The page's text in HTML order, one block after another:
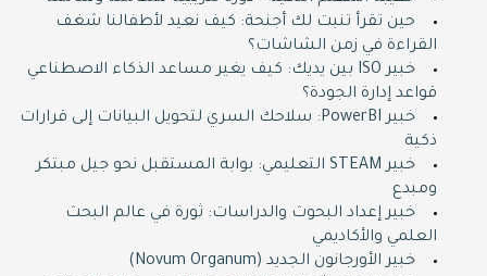
حين تقرأ تنبت لك أجنحة: كيف نعيد لأطفالنا شغف
القراءة في زمن الشاشات؟
خبير ISO بين يديك: كيف يغير مساعد الذكاء الاصطناعي
قواعد إدارة الجودة؟
خبير PowerBI: سلاحك السري لتحويل البيانات إلى قرارات
ذكية
خبير STEAM التعليمي: بوابة المستقبل نحو جيل مبتكر
ومبدع
خبير إعداد البحوث والدراسات: ثورة في عالم البحث
العلمي والأكاديمي
خبير الأورجانون الجديد (Novum Organum)